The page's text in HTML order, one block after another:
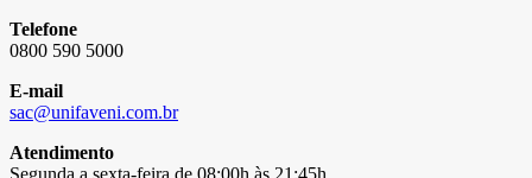
Telefone
0800 590 5000
E-mail
sac@unifaveni.com.br
Atendimento
Segunda a sexta-feira de 08:00h às 21:45h